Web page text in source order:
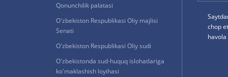
Qonunchilik palatasi
O'zbekiston Respublikasi Oliy majlisi
Senati
O'zbekiston Respublikasi Oliy sudi
O'zbekistonda sud-huquq islohatlariga
ko'maklashish loyihasi
chop